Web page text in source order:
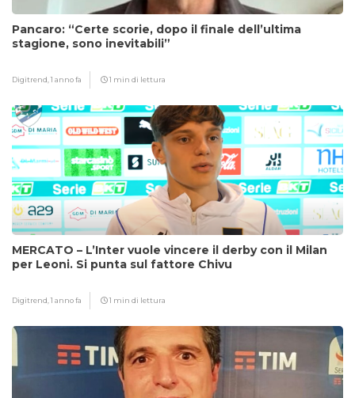
Pancaro: “Certe scorie, dopo il finale dell’ultima
stagione, sono inevitabili”
Digitrend,1 anno fa 1 min di lettura
MERCATO – L’Inter vuole vincere il derby con il Milan
per Leoni. Si punta sul fattore Chivu
Digitrend,1 anno fa 1 min di lettura